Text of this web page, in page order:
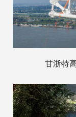
甘浙特